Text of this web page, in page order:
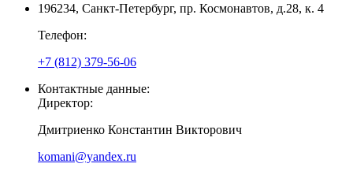
196234, Санкт-Петербург, пр. Космонавтов, д.28, к. 4
Телефон:
+7 (812) 379-56-06
Контактные данные:
Директор:
Дмитриенко Константин Викторович
komani@yandex.ru